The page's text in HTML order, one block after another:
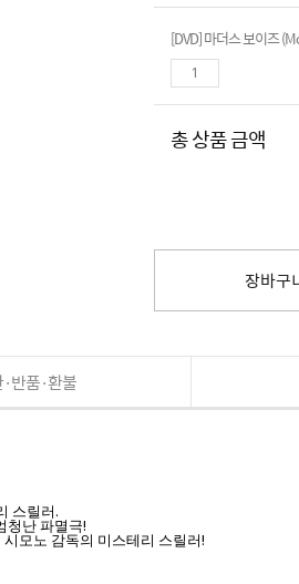
총 상품 금액
장바구
반품·환불
스릴러.
청난 파멸극!
모노 감독의 미스테리 스릴러!